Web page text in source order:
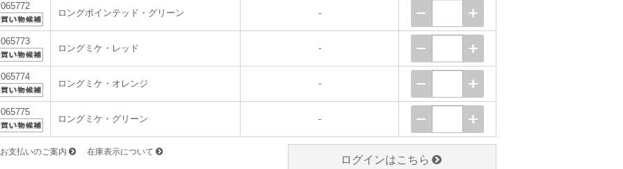
ロングポインテッド・グリーン -
ロングミケ・レッド -
ロングミケ・オレンジ -
ロングミケ・グリーン -
支払いのご案内 在庫表示について
ログインはこちら